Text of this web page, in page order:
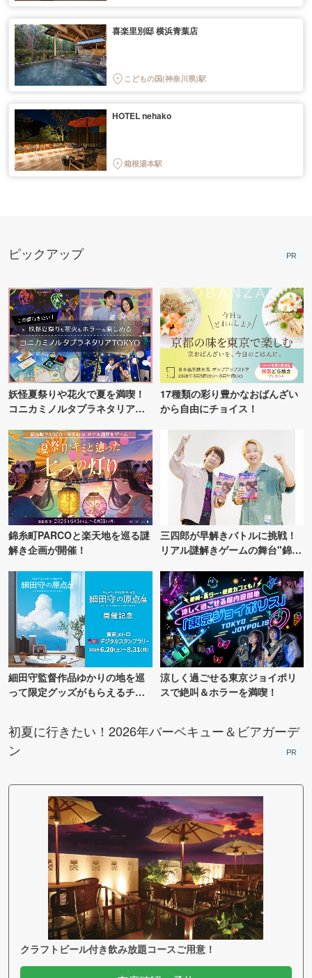
喜楽里別邸 横浜青葉店
こどもの国(神奈川県)駅
HOTEL nehako
箱根湯本駅
ピックアップ PR
妖怪夏祭りや花火で夏を満喫！
コニカミノルタプラネタリア
17種類の彩り豊かなおばんざい
から自由にチョイス！
錦糸町PARCOと楽天地を巡る謎
解き企画が開催！
三四郎が早解きバトルに挑戦！
リアル謎解きゲームの舞台"錦糸
細田守監督作品ゆかりの地を巡
って限定グッズがもらえるチャ
涼しく過ごせる東京ジョイポリ
スで絶叫＆ホラーを満喫！
初夏に行きたい！2026年バーベキュー＆ビアガーデ
ン
PR
クラフトビール付き飲み放題コースご用意！